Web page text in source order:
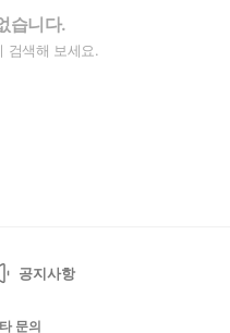
습니다.
검색해 보세요.
공지사항
문의